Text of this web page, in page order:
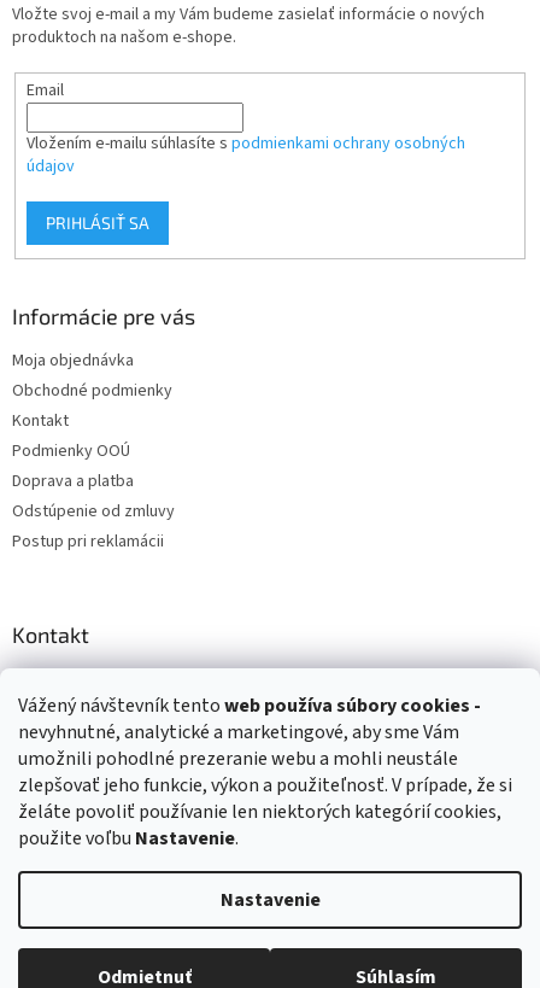
Vážený návštevník tentoweb používasúbory cookies -
nevyhnutné, analytické a marketingové, aby sme Vám
umožnili pohodlné prezeranie webu a mohli neustále
zlepšovať jeho funkcie, výkon a použiteľnosť. V prípade, že si
želáte povoliť používanie len niektorých kategórií cookies,
použite voľbu Nastavenie.
Nastavenie
Odmietnuť Súhlasím
Vložte svoj e-mail a my Vám budeme zasielať informácie o nových
produktoch na našom e-shope.
Email
Vložením e-mailu súhlasíte s podmienkami ochrany osobných
údajov
PRIHLÁSIŤ SA
Informácie pre vás
Moja objednávka
Obchodné podmienky
Kontakt
Podmienky OOÚ
Doprava a platba
Odstúpenie od zmluvy
Postup pri reklamácii
Kontakt
+421 903 144 673
Copyright 2026ZuziHračky.sk. Všetky práva vyhradené.Upraviť
nastavenie cookies